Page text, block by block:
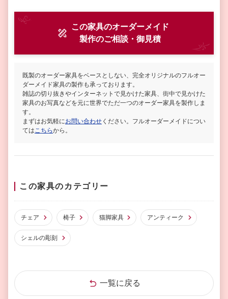
この家具のオーダーメイド
製作のご相談・御見積
既製のオーダー家具をベースとしない、完全オリジナルのフルオー
ダーメイド家具の製作も承っております。
雑誌の切り抜きやインターネットで見かけた家具、街中で見かけた
家具のお写真などを元に世界でただ一つのオーダー家具を製作しま
す。
まずはお気軽にお問い合わせ ください。フルオーダーメイドについ
ては こちらから。
この家具のカテゴリー
チェア 椅子 猫脚家具 アンティーク
シェルの彫刻
一覧に戻る